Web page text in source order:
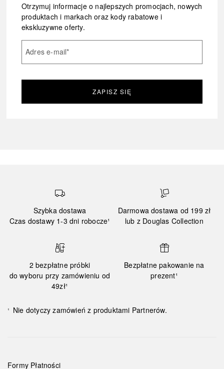
Otrzymuj informacje o najlepszych promocjach, nowych
produktach i markach oraz kody rabatowe i
ekskluzywne oferty.
Adres e-mail*
ZAPISZ SIĘ
Szybka dostawa
Czas dostawy 1-3 dni robocze¹
Darmowa dostawa od 199 zł
lub z Douglas Collection
2 bezpłatne próbki
do wyboru przy zamówieniu od
49zł¹
Bezpłatne pakowanie na
prezent¹
¹ Nie dotyczy zamówień z produktami Partnerów.
Formy Płatności